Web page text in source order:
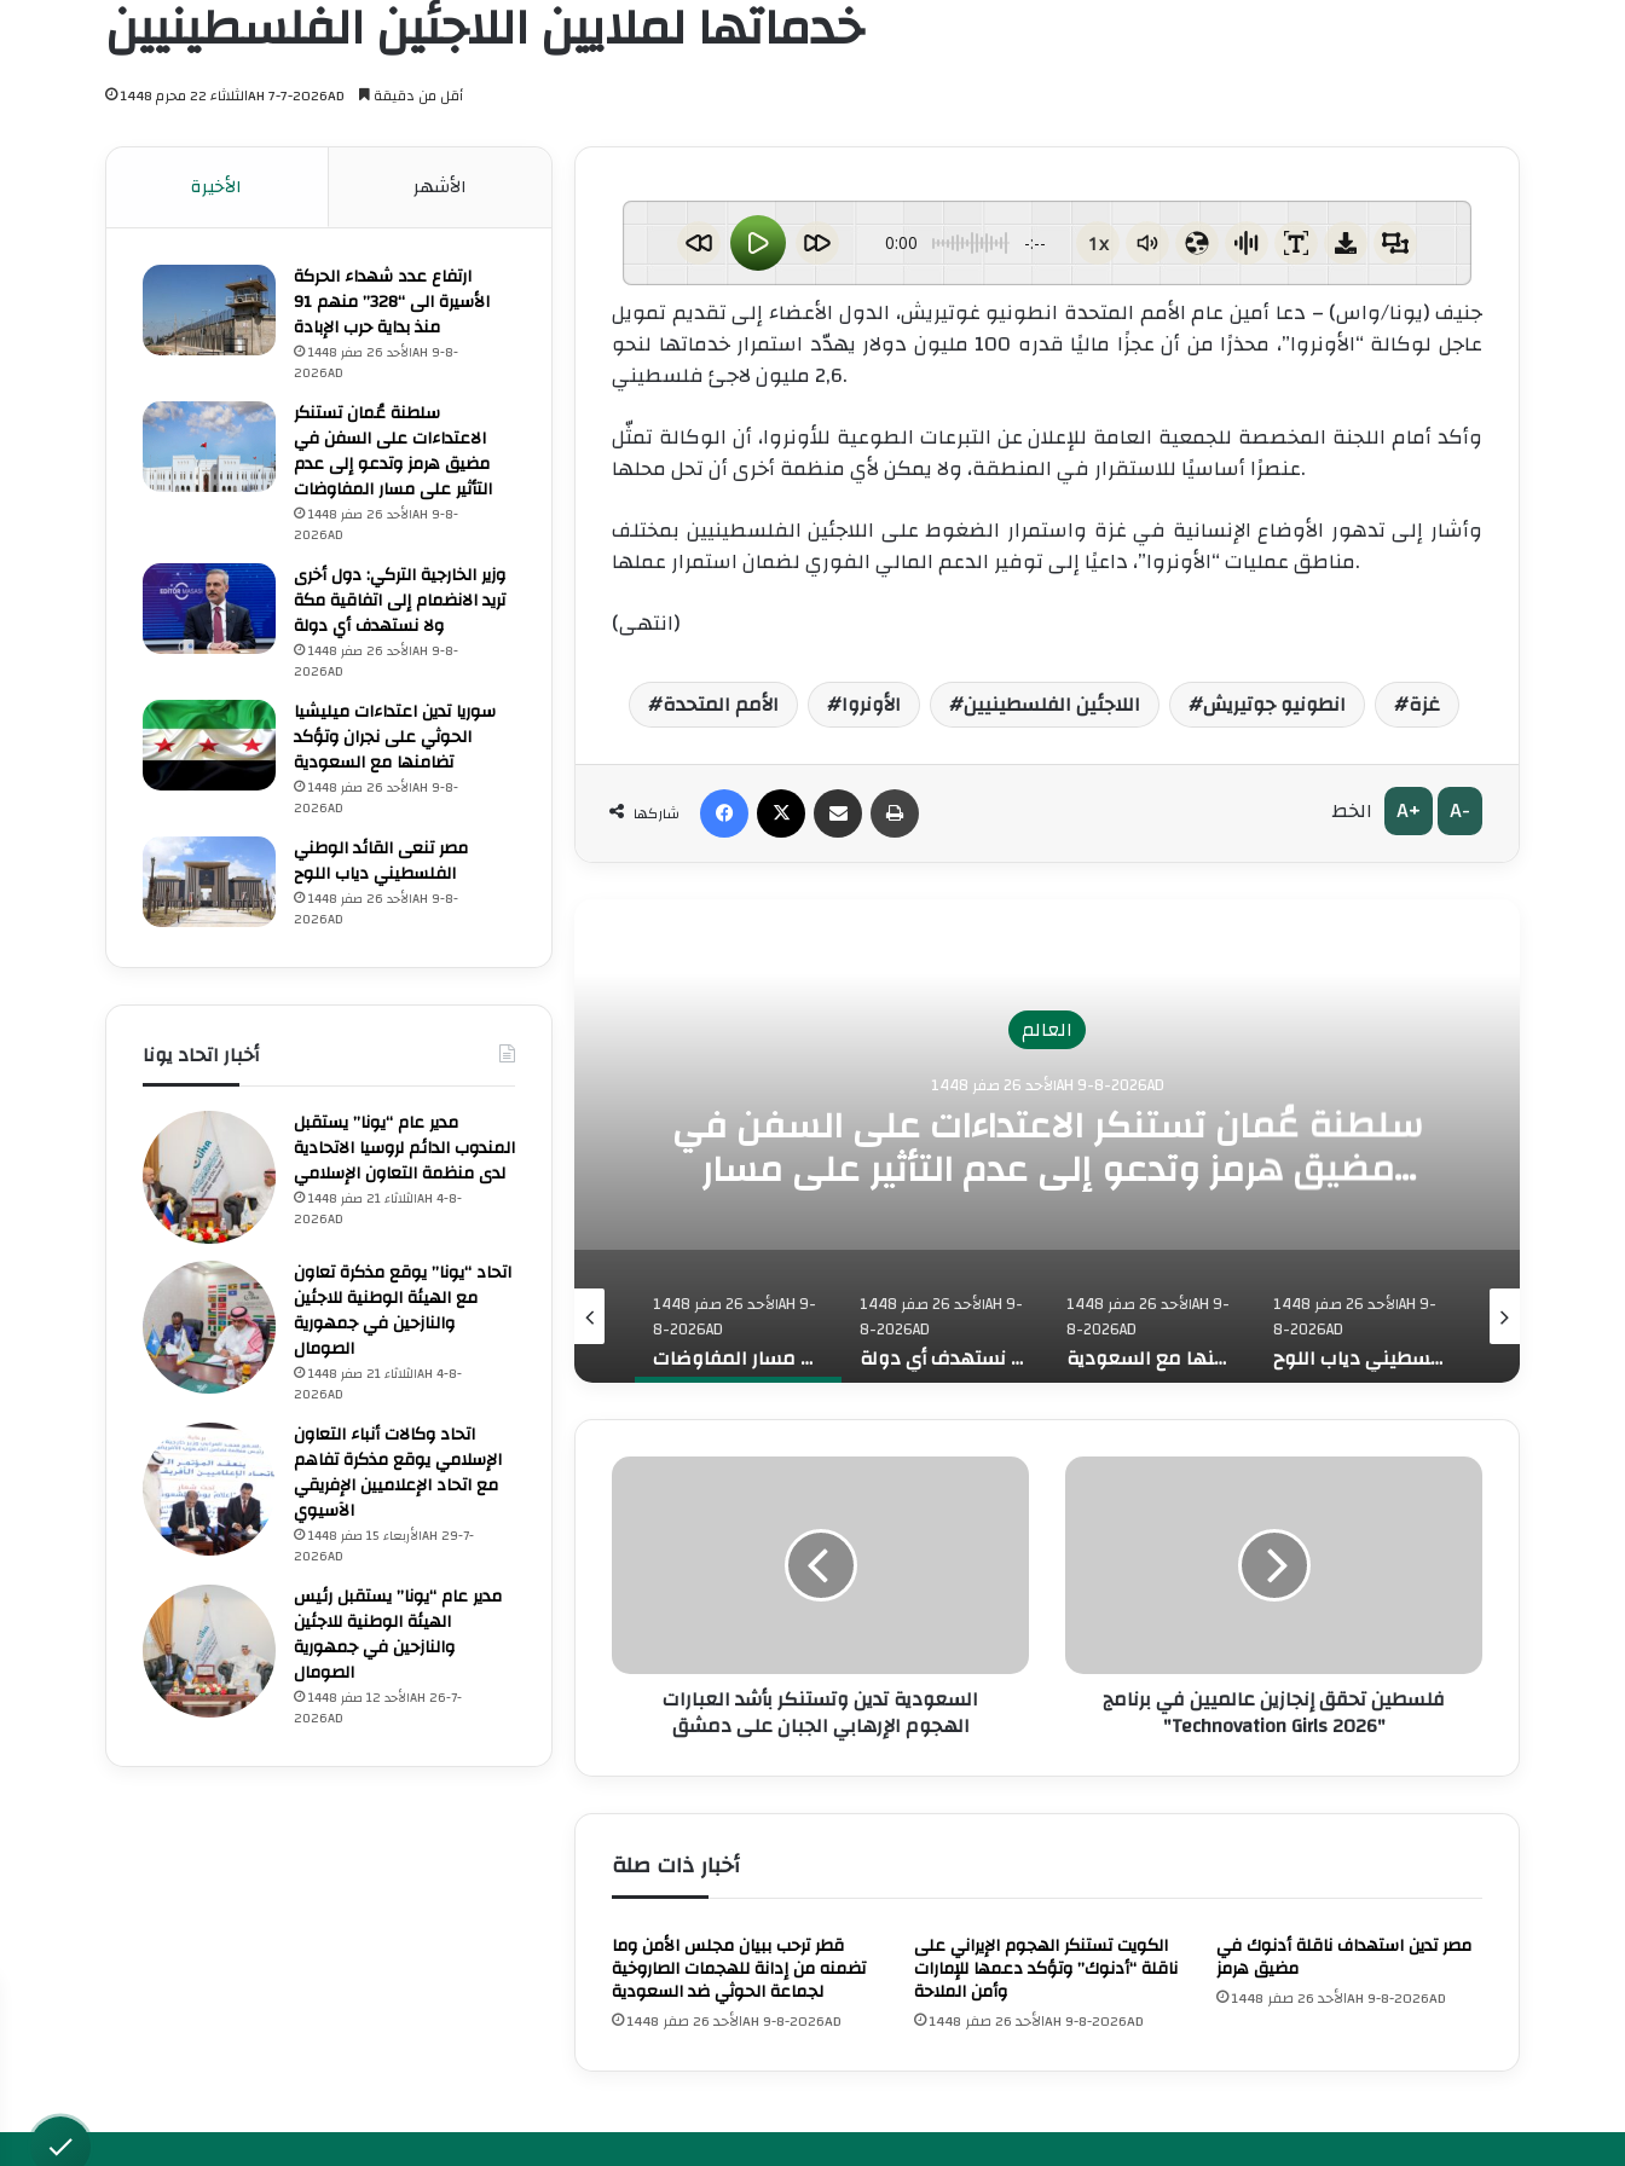
خدماتها لملايين اللاجئين الفلسطينيين
الثلاثاء 22 محرم 1448AH 7-7-2026AD أقل من دقيقة
0:00 -:-- 1x
جنيف (يونا/واس) – دعا أمين عام الأمم المتحدة انطونيو غوتيريش، الدول الأعضاء إلى تقديم تمويل
عاجل لوكالة “الأونروا”، محذرًا من أن عجزًا ماليًا قدره 100 مليون دولار يهدّد استمرار خدماتها لنحو
2,6 مليون لاجئ فلسطيني.
وأكد أمام اللجنة المخصصة للجمعية العامة للإعلان عن التبرعات الطوعية للأونروا، أن الوكالة تمثّل
عنصرًا أساسيًا للاستقرار في المنطقة، ولا يمكن لأي منظمة أخرى أن تحل محلها.
وأشار إلى تدهور الأوضاع الإنسانية في غزة واستمرار الضغوط على اللاجئين الفلسطينيين بمختلف
مناطق عمليات “الأونروا”، داعيًا إلى توفير الدعم المالي الفوري لضمان استمرار عملها.
(انتهى)
الأمم المتحدة الأونروا اللاجئين الفلسطينيين انطونيو جوتيريش غزة
شاركها الخط A+ A-
الأحد 26 صفر 1448AH 9-8-2026AD
91 منذ بداية حرب الإبادة
العالم
الأحد 26 صفر 1448AH 9-8-2026AD
سلطنة عُمان تستنكر الاعتداءات على السفن في
مضيق هرمز وتدعو إلى عدم التأثير على مسار
المفاوضات
قطر تدين بشدة استهداف ناقلة إماراتية تابعة لشركة “أدنوك” أثناء عبورها مضيق هرمز
الأحد 26 صفر 1448AH 9-
8-2026AD
73,386 شهيدا و174,250 مصابا منذ بدء حرب الإبادة على قطاع غزة
الأحد 26 صفر 1448AH 9-
8-2026AD
الأحد 26 صفر 1448AH 9-
8-2026AD
سلطنة عُمان تستنكر الاعتداءات على السفن في مضيق هرمز وتدعو إلى عدم التأثير على مسار المفاوضات
الأحد 26 صفر 1448AH 9-
8-2026AD
وزير الخارجية التركي: دول أخرى تريد الانضمام إلى اتفاقية مكة ولا نستهدف أي دولة
الأحد 26 صفر 1448AH 9-
8-2026AD
سوريا تدين اعتداءات ميليشيا الحوثي على نجران وتؤكد تضامنها مع السعودية
الأحد 26 صفر 1448AH 9-
8-2026AD
مصر تنعى القائد الوطني الفلسطيني دياب اللوح
الأحد 26 صفر 1448AH 9-
8-2026AD
ا
ت
و
س
ت
ن
ك
ب
أ
ش
د
ل
ب
السعودية تدين وتستنكر بأشد العبارات
الهجوم الإرهابي الجبان على دمشق
ف
ق
ج
ز
ع
ل
م
ي
ف
ب
فلسطين تحقق إنجازين عالميين في برنامج
"Technovation Girls 2026"
أخبار ذات صلة
قطر ترحب ببيان مجلس الأمن وما
تضمنه من إدانة للهجمات الصاروخية
لجماعة الحوثي ضد السعودية
الأحد 26 صفر 1448AH 9-8-2026AD
الكويت تستنكر الهجوم الإيراني على
ناقلة “أدنوك” وتؤكد دعمها للإمارات
وأمن الملاحة
الأحد 26 صفر 1448AH 9-8-2026AD
مصر تدين استهداف ناقلة أدنوك في
مضيق هرمز
الأحد 26 صفر 1448AH 9-8-2026AD
الأخيرة الأشهر
ارتفاع عدد شهداء الحركة
الأسيرة الى “328” منهم 91
منذ بداية حرب الإبادة
الأحد 26 صفر 1448AH 9-8-
2026AD
سلطنة عُمان تستنكر
الاعتداءات على السفن في
مضيق هرمز وتدعو إلى عدم
التأثير على مسار المفاوضات
الأحد 26 صفر 1448AH 9-8-
2026AD
وزير الخارجية التركي: دول أخرى
تريد الانضمام إلى اتفاقية مكة
ولا نستهدف أي دولة
الأحد 26 صفر 1448AH 9-8-
2026AD
سوريا تدين اعتداءات ميليشيا
الحوثي على نجران وتؤكد
تضامنها مع السعودية
الأحد 26 صفر 1448AH 9-8-
2026AD
مصر تنعى القائد الوطني
الفلسطيني دياب اللوح
الأحد 26 صفر 1448AH 9-8-
2026AD
أخبار اتحاد يونا
مدير عام “يونا” يستقبل
المندوب الدائم لروسيا الاتحادية
لدى منظمة التعاون الإسلامي
الثلاثاء 21 صفر 1448AH 4-8-
2026AD
اتحاد “يونا” يوقع مذكرة تعاون
مع الهيئة الوطنية للاجئين
والنازحين في جمهورية
الصومال
الثلاثاء 21 صفر 1448AH 4-8-
2026AD
اتحاد وكالات أنباء التعاون
الإسلامي يوقع مذكرة تفاهم
مع اتحاد الإعلاميين الإفريقي
الآسيوي
الأربعاء 15 صفر 1448AH 29-7-
2026AD
مدير عام “يونا” يستقبل رئيس
الهيئة الوطنية للاجئين
والنازحين في جمهورية
الصومال
الأحد 12 صفر 1448AH 26-7-
2026AD
📰